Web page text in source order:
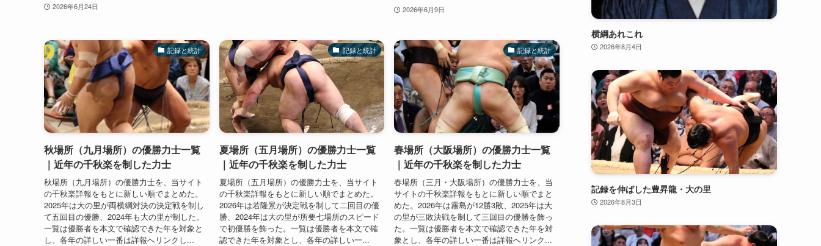
2026年6月24日 2026年6月9日
記録と統計
秋場所（九月場所）の優勝力士一覧
｜近年の千秋楽を制した力士
秋場所（九月場所）の優勝力士を、当サイト
の千秋楽詳報をもとに新しい順でまとめた。
2025年は大の里が両横綱対決の決定戦を制し
て五回目の優勝、2024年も大の里が制した。
一覧は優勝者を本文で確認できた年を対象と
し、各年の詳しい一番は詳報へリンクし...
記録と統計
夏場所（五月場所）の優勝力士一覧
｜近年の千秋楽を制した力士
夏場所（五月場所）の優勝力士を、当サイト
の千秋楽詳報をもとに新しい順でまとめた。
2026年は若隆景が決定戦を制して二回目の優
勝、2024年は大の里が所要七場所のスピード
で初優勝を飾った。一覧は優勝者を本文で確
認できた年を対象とし、各年の詳しい一...
記録と統計
春場所（大阪場所）の優勝力士一覧
｜近年の千秋楽を制した力士
春場所（三月・大阪場所）の優勝力士を、当
サイトの千秋楽詳報をもとに新しい順でまと
めた。2026年は霧島が12勝3敗、2025年は大
の里が三敗決戦を制して三回目の優勝を飾っ
た。一覧は優勝者を本文で確認できた年を対
象とし、各年の詳しい一番は詳報へリンク...
横綱あれこれ
2026年8月4日
記録を伸ばした豊昇龍・大の里
2026年8月3日